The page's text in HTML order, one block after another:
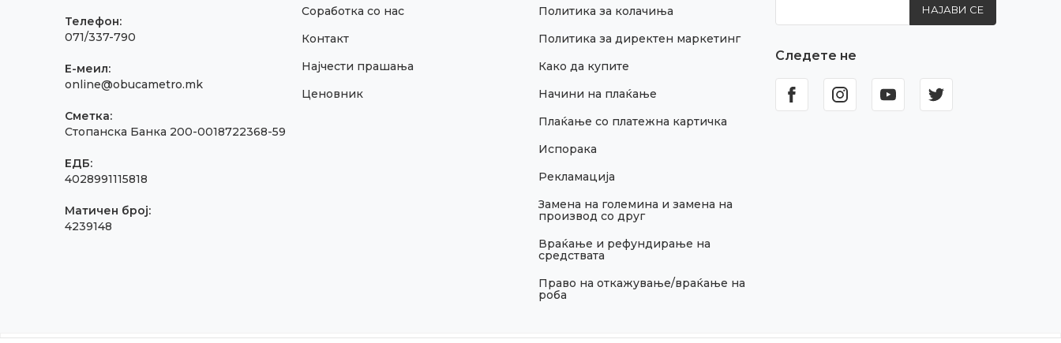
Телефон:
071/337-790
E-меил:
online@obucametro.mk
Сметка:
Стопанска Банка 200-0018722368-59
ЕДБ:
4028991115818
Матичен број:
4239148
Соработка со нас
Контакт
Најчести прашања
Ценовник
Политика за колачиња
Политика за директен маркетинг
Како да купите
Начини на плаќање
Плаќање со платежна картичка
Испорака
Рекламација
Замена на големина и замена на
производ со друг
Враќање и рефундирање на
средствата
Право на откажување/враќање на
роба
НАЈАВИ СЕ
Следете не